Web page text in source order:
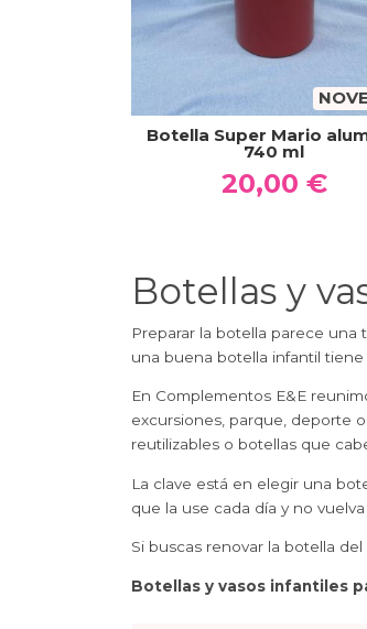
Botella Super Mario
740 ml
20,00 €
Botellas y
Preparar la botella parece una
una buena botella infantil
En Complementos E&E
excursiones, parque, deporte
reutilizables o botellas que
La clave está en elegir una
que la use cada día y no vuelva
Si buscas renovar la botella
Botellas y vasos infantiles